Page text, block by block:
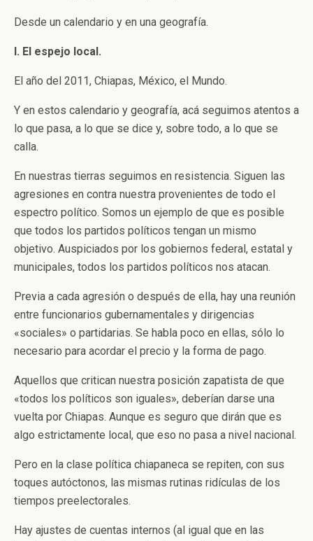
Desde un calendario y en una geografía.
I. El espejo local.
El año del 2011, Chiapas, México, el Mundo.
Y en estos calendario y geografía, acá seguimos atentos a
lo que pasa, a lo que se dice y, sobre todo, a lo que se
calla.
En nuestras tierras seguimos en resistencia. Siguen las
agresiones en contra nuestra provenientes de todo el
espectro político. Somos un ejemplo de que es posible
que todos los partidos políticos tengan un mismo
objetivo. Auspiciados por los gobiernos federal, estatal y
municipales, todos los partidos políticos nos atacan.
Previa a cada agresión o después de ella, hay una reunión
entre funcionarios gubernamentales y dirigencias
«sociales» o partidarias. Se habla poco en ellas, sólo lo
necesario para acordar el precio y la forma de pago.
Aquellos que critican nuestra posición zapatista de que
«todos los políticos son iguales», deberían darse una
vuelta por Chiapas. Aunque es seguro que dirán que es
algo estrictamente local, que eso no pasa a nivel nacional.
Pero en la clase política chiapaneca se repiten, con sus
toques autóctonos, las mismas rutinas ridículas de los
tiempos preelectorales.
Hay ajustes de cuentas internos (al igual que en las